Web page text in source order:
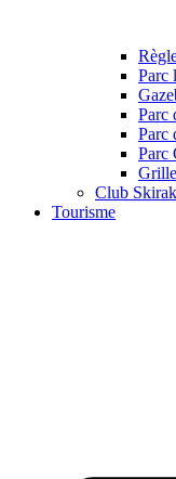
Parc
Parc
Parc
Parc
Club
Tourisme